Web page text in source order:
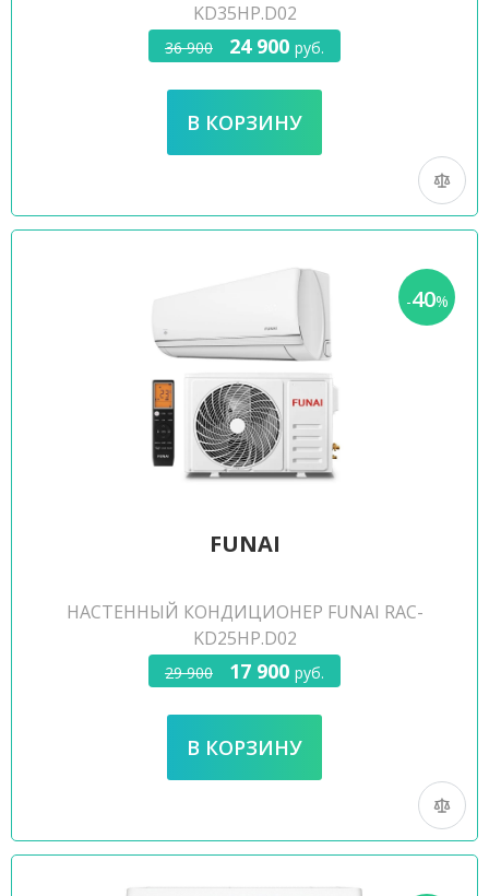
KD35HP.D02
36 900 24 900 руб.
-40%
FUNAI
НАСТЕННЫЙ КОНДИЦИОНЕР FUNAI RAC-
KD25HP.D02
29 900 17 900 руб.